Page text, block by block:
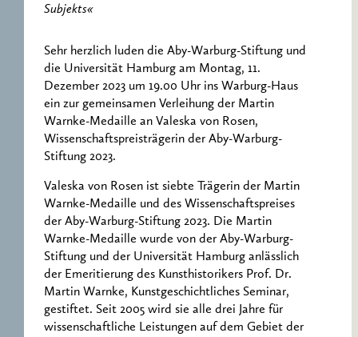
Subjekts«
Sehr herzlich luden die Aby-Warburg-Stiftung und
die Universität Hamburg am Montag, 11.
Dezember 2023 um 19.00 Uhr ins Warburg-Haus
ein zur gemeinsamen Verleihung der Martin
Warnke-Medaille an Valeska von Rosen,
Wissenschaftspreisträgerin der Aby-Warburg-
Stiftung 2023.
Valeska von Rosen ist siebte Trägerin der Martin
Warnke-Medaille und des Wissenschaftspreises
der Aby-Warburg-Stiftung 2023. Die Martin
Warnke-Medaille wurde von der Aby-Warburg-
Stiftung und der Universität Hamburg anlässlich
der Emeritierung des Kunsthistorikers Prof. Dr.
Martin Warnke, Kunstgeschichtliches Seminar,
gestiftet. Seit 2005 wird sie alle drei Jahre für
wissenschaftliche Leistungen auf dem Gebiet der